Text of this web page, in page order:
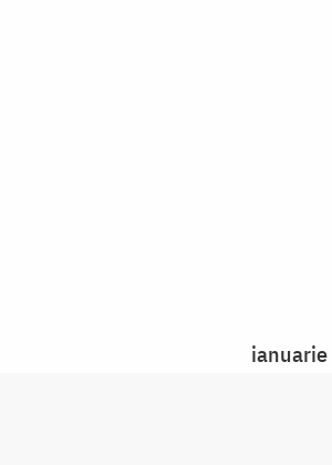
ianuarie